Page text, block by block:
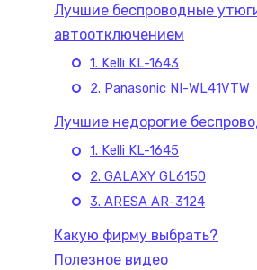
Лучшие беспроводные
автоотключением
1. Kelli KL-1643
2. Panasonic NI-WL41VTW
Лучшие недорогие
1. Kelli KL-1645
2. GALAXY GL6150
3. ARESA AR-3124
Какую фирму выбрать?
Полезное видео